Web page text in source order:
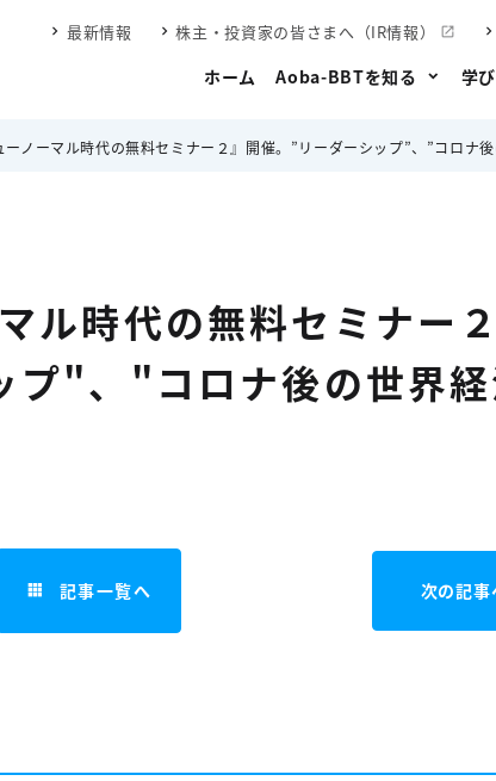
最新情報 株主・投資家の皆さまへ（IR情報）
ホーム Aoba-BBTを知る 学
ーマル時代の無料セミナー２』開催。”リーダーシップ”、”コロナ後の世界経済”、”
ル時代の無料セミナー２
プ"、"コロナ後の世界
記事一覧へ 次の記事